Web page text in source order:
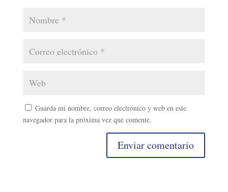
Guarda mi nombre, correo electrónico y web en este
navegador para la próxima vez que comente.